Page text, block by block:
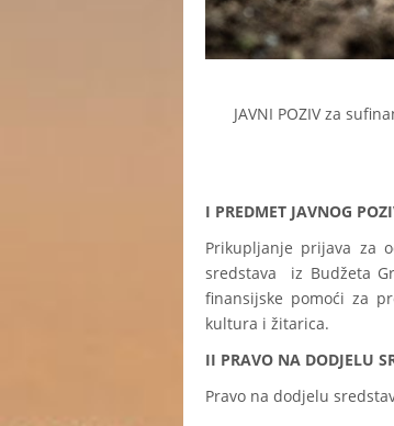
JAVNI POZIV za
I PREDMET JAVNOG
Prikupljanje prijava za
sredstava iz Budžeta
finansijske pomoći za
kultura i žitarica.
II PRAVO NA DODJELU
Pravo na dodjelu